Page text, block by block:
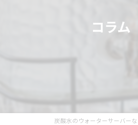
コラム
炭酸水のウォーターサーバー